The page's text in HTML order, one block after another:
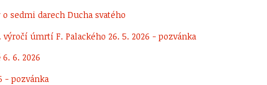
sedmi darech Ducha svatého
úmrtí F. Palackého 26. 5. 2026 - pozvánka
6. 2026
- pozvánka